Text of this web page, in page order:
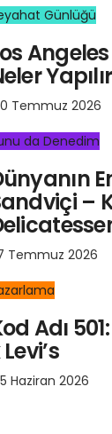
Günlüğü
Temmuz 2026
da Denedim
–
Temmuz 2026
Adı
Haziran 2026